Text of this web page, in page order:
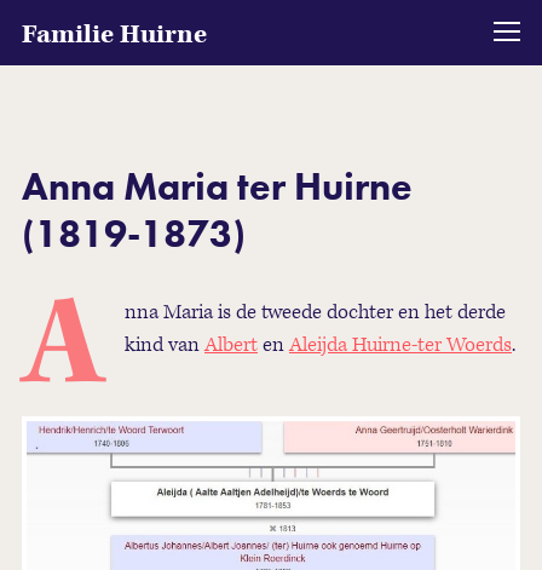
Familie Huirne
Anna Maria ter Huirne
(1819-1873)
A
nna Maria is de tweede dochter en het derde
kind vanAlbertenAleijda Huirne-ter Woerds.